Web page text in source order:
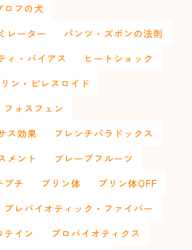
ロフの犬
レーター
パンツ・ズボンの法則
ィ・バイアス
ヒートショック
ン・ピレスロイド
フォスフェン
ス効果
フレンチパラドックス
メント
ブレープフルーツ
プチ プリン体
プリン体OFF
プレバイオティック・ファイバー
テイン
プロバイオティクス